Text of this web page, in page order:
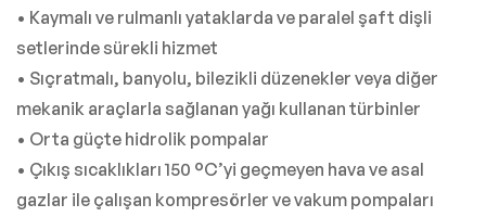
• Kaymalı ve rulmanlı yataklarda ve paralel şaft dişli
setlerinde sürekli hizmet
• Sıçratmalı, banyolu, bilezikli düzenekler veya diğer
mekanik araçlarla sağlanan yağı kullanan türbinler
• Orta güçte hidrolik pompalar
• Çıkış sıcaklıkları 150 °C’yi geçmeyen hava ve asal
gazlar ile çalışan kompresörler ve vakum pompaları